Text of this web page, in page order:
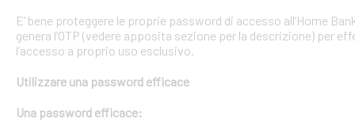
E’ bene proteggere le proprie password di accesso all’Home
genera l’OTP (vedere apposita sezione per la descrizione) per
l’accesso a proprio uso esclusivo.
Utilizzare una password efficace
Una password efficace: